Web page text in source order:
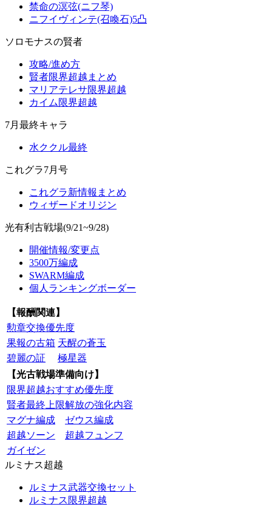
禁命の溟弦(ニフ琴)
ニフイヴィンテ(召喚石)5凸
ソロモナスの賢者
攻略/進め方
賢者限界超越まとめ
マリアテレサ限界超越
カイム限界超越
7月最終キャラ
水ククル最終
これグラ7月号
これグラ新情報まとめ
ウィザードオリジン
光有利古戦場(9/21~9/28)
開催情報/変更点
3500万編成
SWARM編成
個人ランキングボーダー
【報酬関連】
勲章交換優先度
果報の古箱 天醒の蒼玉
碧麗の証
極星器
【光古戦場準備向け】
限界超越おすすめ優先度
賢者最終上限解放の強化内容
マグナ編成
ゼウス編成
超越ソーン
超越フュンフ
ガイゼン
ルミナス超越
ルミナス武器交換セット
ルミナス限界超越